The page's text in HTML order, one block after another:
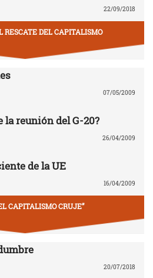
22/09/2018
RESCATE DEL CAPITALISMO
07/05/2009
la reunión del G-20?
26/04/2009
de la UE
16/04/2009
CAPITALISMO CRUJE”
20/07/2018